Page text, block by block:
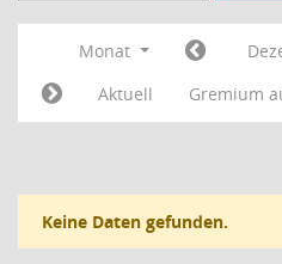
Monat
Aktuell
Gremium
Keine Daten gefunden.